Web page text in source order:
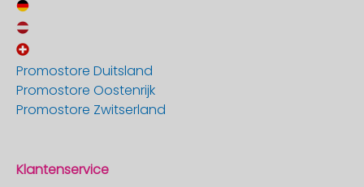
Promostore Duitsland
Promostore Oostenrijk
Promostore Zwitserland
Klantenservice